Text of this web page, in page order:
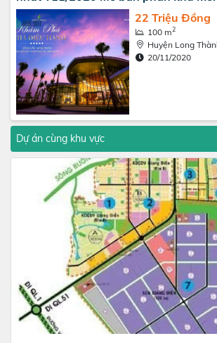
22 Triệu Đồng
100 m2
Huyện Long
20/11/2020
Dự án cùng khu vực